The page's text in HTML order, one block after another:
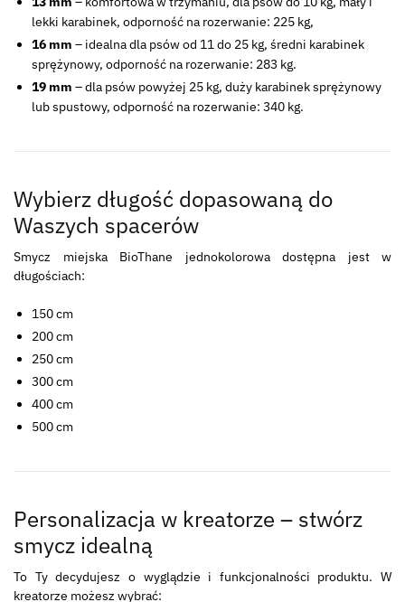
lekki karabinek, odporność na rozerwanie: 225 kg,
16 mm – idealna dla psów od 11 do 25 kg, średni karabinek
sprężynowy, odporność na rozerwanie: 283 kg.
19 mm – dla psów powyżej 25 kg, duży karabinek sprężynowy
lub spustowy, odporność na rozerwanie: 340 kg.
Wybierz długość dopasowaną do
Waszych spacerów
Smycz miejska BioThane jednokolorowa dostępna jest w
długościach:
150 cm
200 cm
250 cm
300 cm
400 cm
500 cm
Personalizacja w kreatorze – stwórz
smycz idealną
To Ty decydujesz o wyglądzie i funkcjonalności produktu. W
kreatorze możesz wybrać: